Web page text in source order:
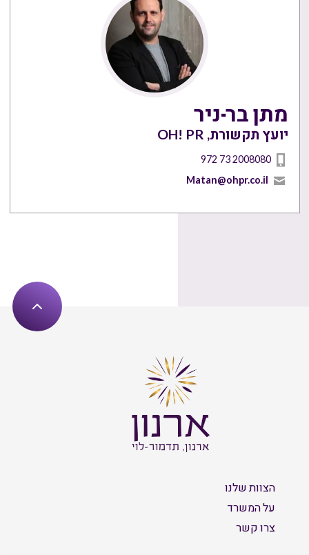
מתן בר-ניר
יועץ תקשורת, OH! PR
972 73 2008080
Matan@ohpr.co.il
הצוות שלנו
על המשרד
צרו קשר